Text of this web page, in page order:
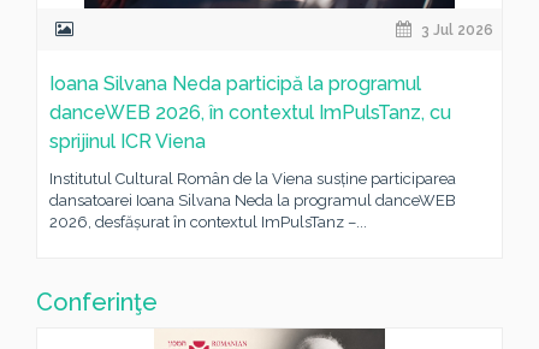
3 Jul 2026
Ioana Silvana Neda participă la programul
danceWEB 2026, în contextul ImPulsTanz, cu
sprijinul ICR Viena
Institutul Cultural Român de la Viena susține participarea
dansatoarei Ioana Silvana Neda la programul danceWEB
2026, desfășurat în contextul ImPulsTanz –...
Conferinţe